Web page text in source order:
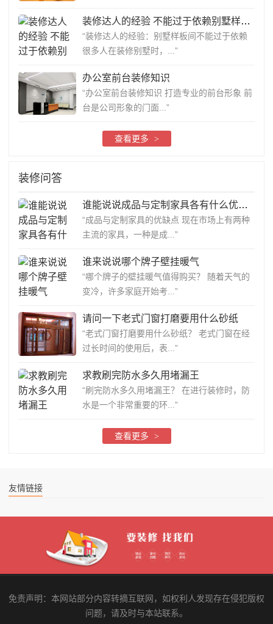
装修达人的经验 不能过于依赖别墅样板间
“装修达人的经验：别墅样板间不能过于依赖
很多人在装修别墅时，...”
办公室前台装修知识
“办公室前台装修知识 打造专业的前台形象 前
台是公司形象的门面...”
查看更多 >
装修问答
谁能说说成品与定制家具各有什么优缺点？
“成品与定制家具的优缺点 现在市场上有两种
主流的家具，一种是成...”
谁来说说哪个牌子壁挂暖气
“哪个牌子的壁挂暖气值得购买？ 随着天气的
变冷，许多家庭开始考...”
请问一下老式门窗打磨要用什么砂纸
“老式门窗打磨要用什么砂纸？ 老式门窗在经
过长时间的使用后，表...”
求教刷完防水多久用堵漏王
“刷完防水多久用堵漏王？ 在进行装修时，防
水是一个非常重要的环...”
查看更多 >
友情链接
免责声明：本网站部分内容转摘互联网，如权利人发现存在侵犯版权
问题，请及时与本站联系。